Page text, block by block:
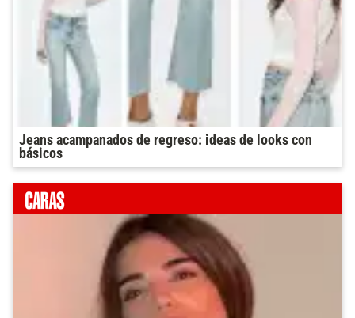
Jeans acampanados de regreso: ideas de looks con
básicos